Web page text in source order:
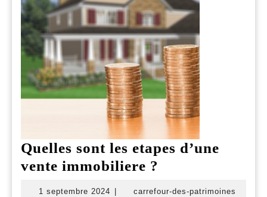
Quelles sont les etapes d’une
vente immobiliere ?
1 septembre 2024 1
carrefour-des-patrimoines